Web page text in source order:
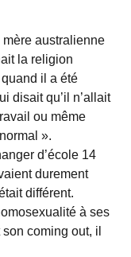
mère australienne
la religion
il a été
disait qu’il n’allait
ou même
».
d’école 14
durement
différent.
à ses
coming out, il